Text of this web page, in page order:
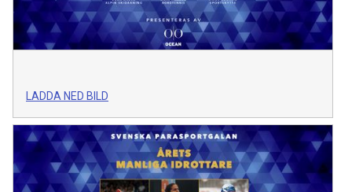
LADDA NED BILD